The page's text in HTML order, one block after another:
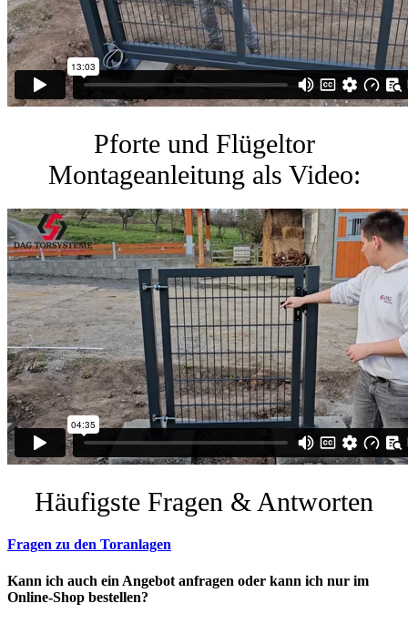
Pforte und Flügeltor
Montageanleitung als Video:
Häufigste Fragen & Antworten
Fragen zu den Toranlagen
Kann ich auch ein Angebot anfragen oder kann ich nur im
Online-Shop bestellen?